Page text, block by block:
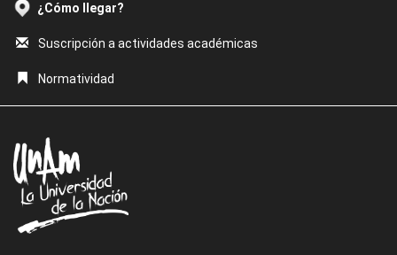
¿Cómo llegar?
Suscripción a actividades académicas
Normatividad